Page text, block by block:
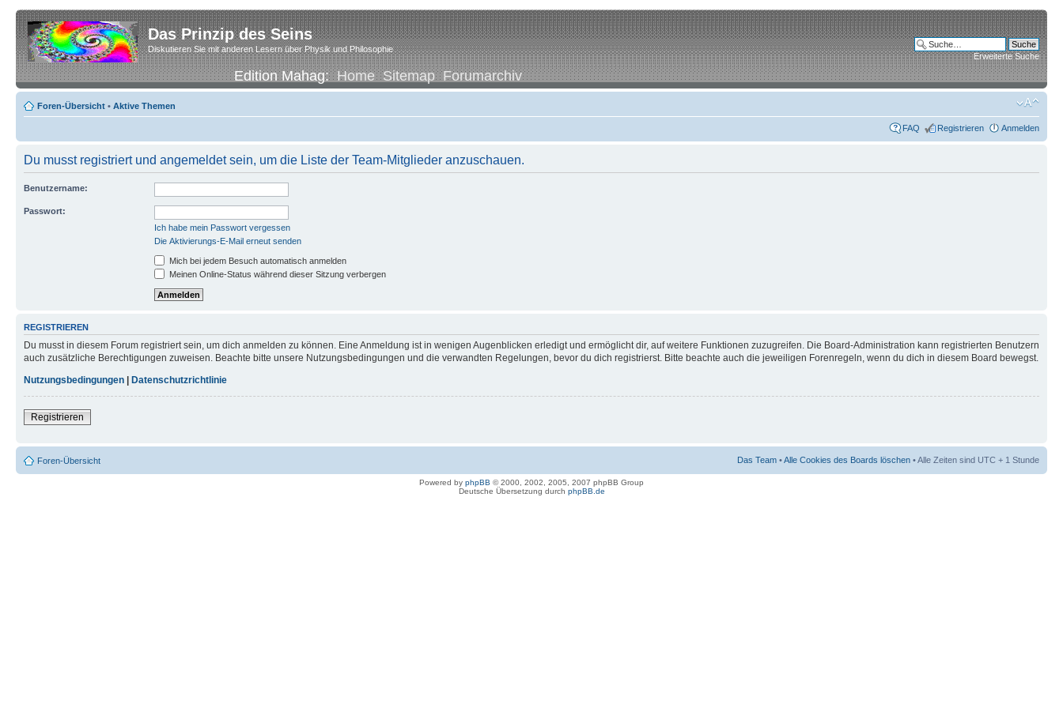
Das Prinzip des Seins
Diskutieren Sie mit anderen Lesern über Physik und Philosophie
Edition Mahag:Home Sitemap Forumarchiv
Erweiterte Suche
Foren-Übersicht • Aktive Themen
FAQ Registrieren Anmelden
Du musst registriert und angemeldet sein, um die Liste der Team-Mitglieder anzuschauen.
Benutzername:
Passwort:
Ich habe mein Passwort vergessen
Die Aktivierungs-E-Mail erneut senden
Mich bei jedem Besuch automatisch anmelden
Meinen Online-Status während dieser Sitzung verbergen
REGISTRIEREN
Du musst in diesem Forum registriert sein, um dich anmelden zu können. Eine Anmeldung ist in wenigen Augenblicken erledigt und ermöglicht dir, auf weitere Funktionen zuzugreifen. Die Board-Administration kann registrierten Benutzern
auch zusätzliche Berechtigungen zuweisen. Beachte bitte unsere Nutzungsbedingungen und die verwandten Regelungen, bevor du dich registrierst. Bitte beachte auch die jeweiligen Forenregeln, wenn du dich in diesem Board bewegst.
Nutzungsbedingungen
Datenschutzrichtlinie
Registrieren
Foren-Übersicht Das Team •Alle Cookies des Boards löschen • Alle Zeiten sind UTC + 1 Stunde
Powered by phpBB © 2000, 2002, 2005, 2007 phpBB Group
Deutsche Übersetzung durch phpBB.de